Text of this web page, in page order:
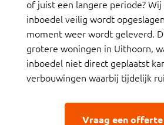
of juist een langere periode?
inboedel veilig wordt
moment weer wordt geleverd.
grotere woningen in Uithoorn,
inboedel niet direct geplaatst
verbouwingen waarbij tijdelijk
Vraag een offerte